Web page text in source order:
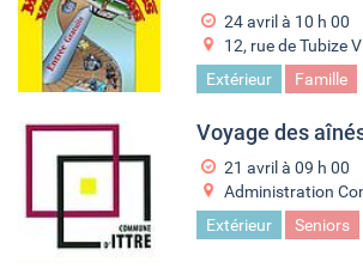
24 avril à 10 h 00
12, rue de Tubize
Extérieur
Famille
Voyage des
21 avril à 09 h 00
Administration
Extérieur
Seniors